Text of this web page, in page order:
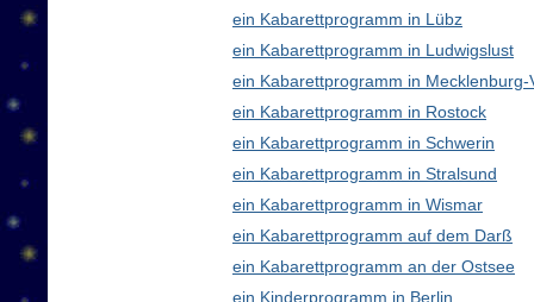
ein Kabarettprogramm in Lübz
ein Kabarettprogramm in Ludwigslust
ein Kabarettprogramm in
ein Kabarettprogramm in Rostock
ein Kabarettprogramm in Schwerin
ein Kabarettprogramm in Stralsund
ein Kabarettprogramm in Wismar
ein Kabarettprogramm auf dem Darß
ein Kabarettprogramm an der Ostsee
ein Kinderprogramm in Berlin